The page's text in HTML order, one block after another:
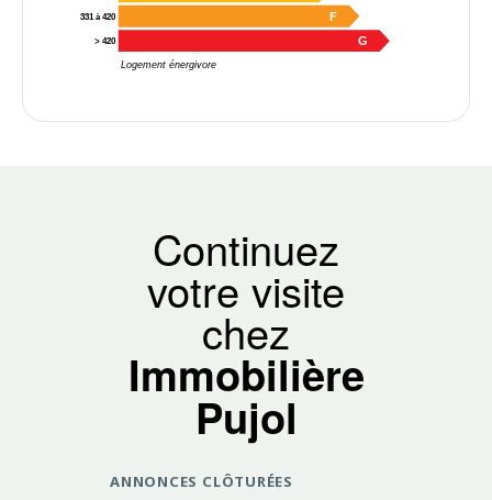
Logement énergivore
331 à 420 F
> 420 G
Continuez
votre visite
chez
Immobilière
Pujol
ANNONCES CLÔTURÉES